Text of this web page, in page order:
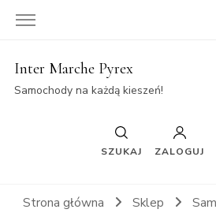
Inter Marche Pyrex
Samochody na każdą kieszeń!
SZUKAJ ZALOGUJ
Strona główna Sklep